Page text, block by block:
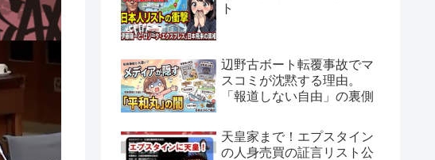
ト
辺野古ボート転覆事故でマ
スコミが沈黙する理由。
「報道しない自由」の裏側
天皇家まで！エプスタイン
の人身売買の証言リスト公